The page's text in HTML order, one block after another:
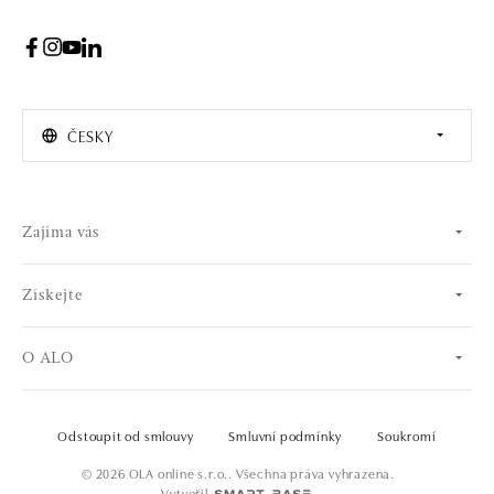
ČESKY
Zajíma vás
Získejte
O ALO
© 2026 OLA online s.r.o.. Všechna práva vyhrazena.
Odstoupit od smlouvy Smluvní podmínky Soukromí